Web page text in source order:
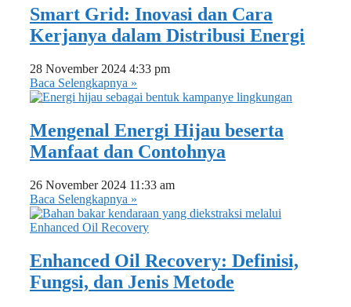
Smart Grid: Inovasi dan Cara
Kerjanya dalam Distribusi Energi
28 November 2024 4:33 pm
Baca Selengkapnya »
Mengenal Energi Hijau beserta
Manfaat dan Contohnya
26 November 2024 11:33 am
Baca Selengkapnya »
Enhanced Oil Recovery: Definisi,
Fungsi, dan Jenis Metode